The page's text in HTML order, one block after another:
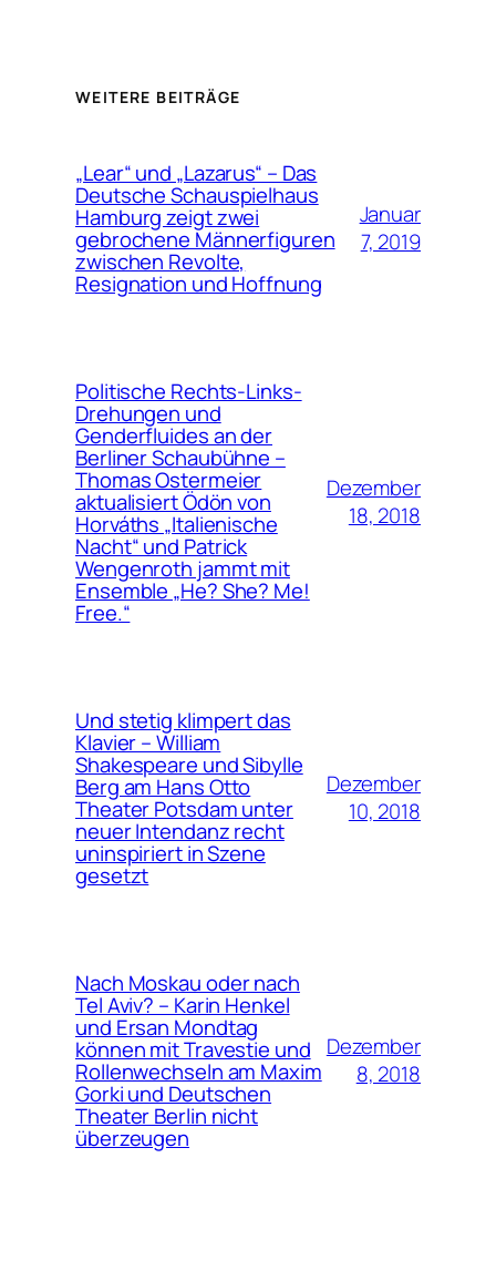
WEITERE BEITRÄGE
„Lear“ und „Lazarus“ – Das
Deutsche Schauspielhaus
Hamburg zeigt zwei
gebrochene Männerfiguren
zwischen Revolte,
Resignation und Hoffnung
Januar
7, 2019
Politische Rechts-Links-
Drehungen und
Genderfluides an der
Berliner Schaubühne –
Thomas Ostermeier
aktualisiert Ödön von
Horváths „Italienische
Nacht“ und Patrick
Wengenroth jammt mit
Ensemble „He? She? Me!
Free.“
Dezember
18, 2018
Und stetig klimpert das
Klavier – William
Shakespeare und Sibylle
Berg am Hans Otto
Theater Potsdam unter
neuer Intendanz recht
uninspiriert in Szene
gesetzt
Dezember
10, 2018
Nach Moskau oder nach
Tel Aviv? – Karin Henkel
und Ersan Mondtag
können mit Travestie und
Rollenwechseln am Maxim
Gorki und Deutschen
Theater Berlin nicht
überzeugen
Dezember
8, 2018